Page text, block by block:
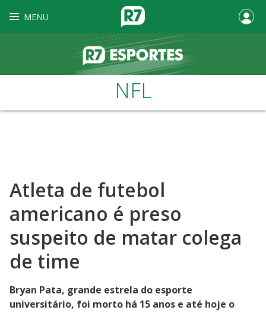
MENU
NFL
Atleta de futebol
americano é preso
suspeito de matar colega
de time
Bryan Pata, grande estrela do esporte
universitário, foi morto há 15 anos e até hoje o